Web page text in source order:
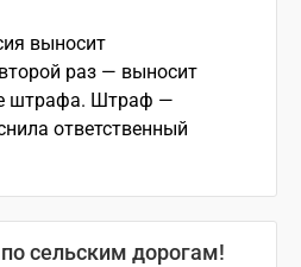
выносит
раз — выносит
штрафа. Штраф —
ответственный
сельским дорогам!